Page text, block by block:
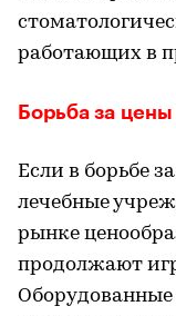
работающих в
Борьба за цены
Если в борьбе
лечебные
рынке
продолжают
Оборудованные